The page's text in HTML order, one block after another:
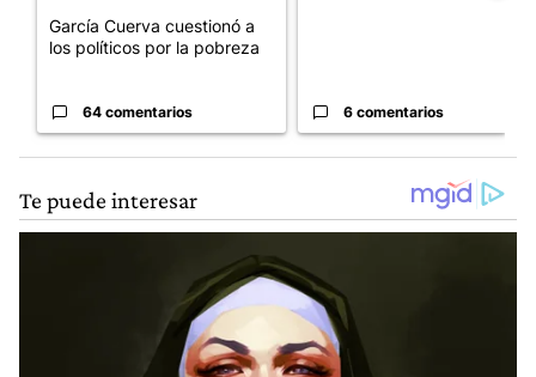
García Cuerva cuestionó a
los políticos por la pobreza
64 comentarios 6 comentarios